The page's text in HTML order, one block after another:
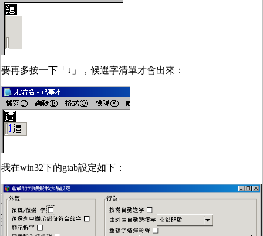
要再多按一下「↓」，候選字清單才會出來：
我在win32下的gtab設定如下：